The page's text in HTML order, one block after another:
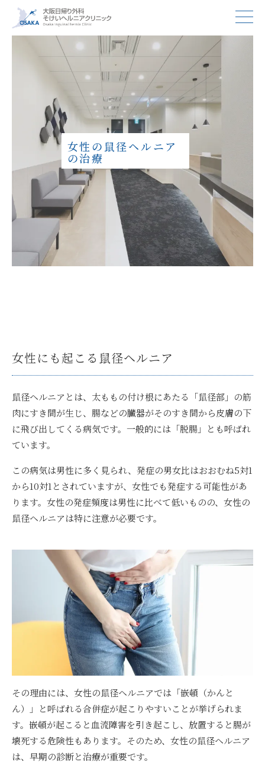
女性の鼠径ヘルニア
の治療
女性にも起こる鼠径ヘルニア
鼠径ヘルニアとは、太ももの付け根にあたる「鼠径部」の筋
肉にすき間が生じ、腸などの臓器がそのすき間から皮膚の下
に飛び出してくる病気です。一般的には「脱腸」とも呼ばれ
ています。
この病気は男性に多く見られ、発症の男女比はおおむね5対1
から10対1とされていますが、女性でも発症する可能性があ
ります。女性の発症頻度は男性に比べて低いものの、女性の
鼠径ヘルニアは特に注意が必要です。
その理由には、女性の鼠径ヘルニアでは「嵌頓（かんと
ん）」と呼ばれる合併症が起こりやすいことが挙げられま
す。嵌頓が起こると血流障害を引き起こし、放置すると腸が
壊死する危険性もあります。そのため、女性の鼠径ヘルニア
は、早期の診断と治療が重要です。